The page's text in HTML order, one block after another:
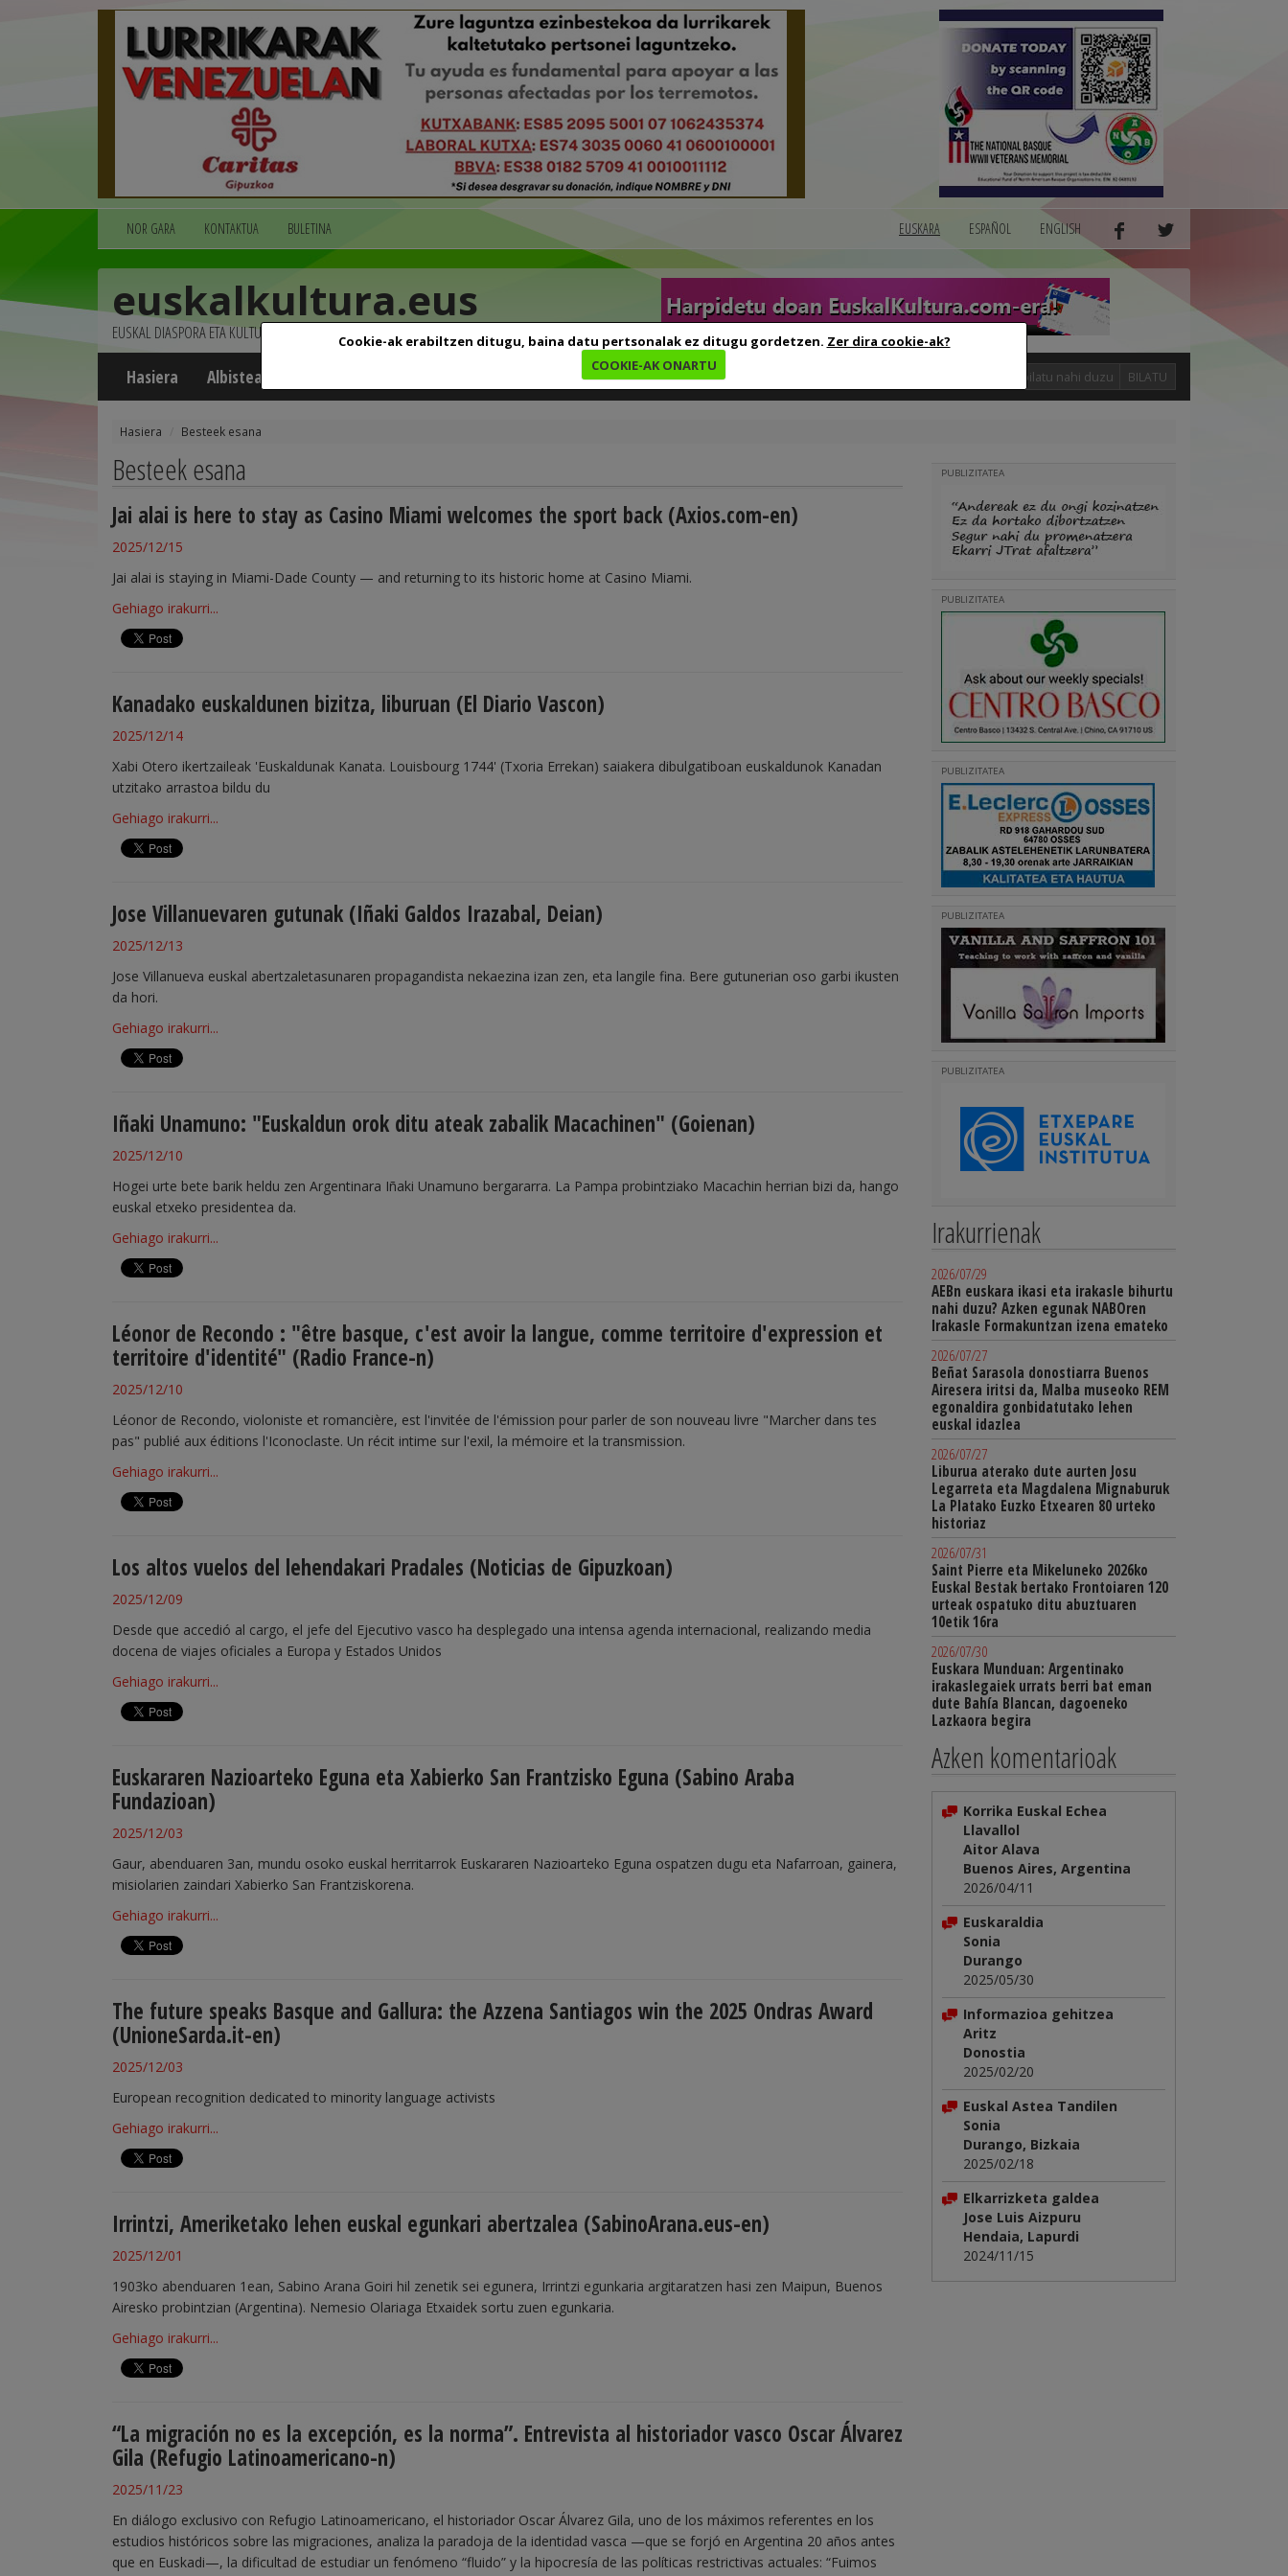
Cookie-ak erabiltzen ditugu, baina datu pertsonalak ez ditugu gordetzen. Zer dira cookie-ak?
COOKIE-AK ONARTU
NOR GARA KONTAKTUA BULETINA EUSKARA ESPAÑOL ENGLISH
euskalkultura.eus
EUSKAL DIASPORA ETA KULTURA
Hasiera Albisteak Euskara ikasten BILATU
Hasiera Besteek esana
Besteek esana
Jai alai is here to stay as Casino Miami welcomes the sport back (Axios.com-en)
2025/12/15
Jai alai is staying in Miami-Dade County — and returning to its historic home at Casino Miami.
Gehiago irakurri...
Kanadako euskaldunen bizitza, liburuan (El Diario Vascon)
2025/12/14
Xabi Otero ikertzaileak 'Euskaldunak Kanata. Louisbourg 1744' (Txoria Errekan) saiakera dibulgatiboan euskaldunok Kanadan
utzitako arrastoa bildu du
Gehiago irakurri...
Jose Villanuevaren gutunak (Iñaki Galdos Irazabal, Deian)
2025/12/13
Jose Villanueva euskal abertzaletasunaren propagandista nekaezina izan zen, eta langile fina. Bere gutunerian oso garbi ikusten
da hori.
Gehiago irakurri...
Iñaki Unamuno: "Euskaldun orok ditu ateak zabalik Macachinen" (Goienan)
2025/12/10
Hogei urte bete barik heldu zen Argentinara Iñaki Unamuno bergararra. La Pampa probintziako Macachin herrian bizi da, hango
euskal etxeko presidentea da.
Gehiago irakurri...
Léonor de Recondo : "être basque, c'est avoir la langue, comme territoire d'expression et
territoire d'identité" (Radio France-n)
2025/12/10
Léonor de Recondo, violoniste et romancière, est l'invitée de l'émission pour parler de son nouveau livre "Marcher dans tes
pas" publié aux éditions l'Iconoclaste. Un récit intime sur l'exil, la mémoire et la transmission.
Gehiago irakurri...
Los altos vuelos del lehendakari Pradales (Noticias de Gipuzkoan)
2025/12/09
Desde que accedió al cargo, el jefe del Ejecutivo vasco ha desplegado una intensa agenda internacional, realizando media
docena de viajes oficiales a Europa y Estados Unidos
Gehiago irakurri...
Euskararen Nazioarteko Eguna eta Xabierko San Frantzisko Eguna (Sabino Araba
Fundazioan)
2025/12/03
Gaur, abenduaren 3an, mundu osoko euskal herritarrok Euskararen Nazioarteko Eguna ospatzen dugu eta Nafarroan, gainera,
misiolarien zaindari Xabierko San Frantziskorena.
Gehiago irakurri...
The future speaks Basque and Gallura: the Azzena Santiagos win the 2025 Ondras Award
(UnioneSarda.it-en)
2025/12/03
European recognition dedicated to minority language activists
Gehiago irakurri...
Irrintzi, Ameriketako lehen euskal egunkari abertzalea (SabinoArana.eus-en)
2025/12/01
1903ko abenduaren 1ean, Sabino Arana Goiri hil zenetik sei egunera, Irrintzi egunkaria argitaratzen hasi zen Maipun, Buenos
Airesko probintzian (Argentina). Nemesio Olariaga Etxaidek sortu zuen egunkaria.
Gehiago irakurri...
“La migración no es la excepción, es la norma”. Entrevista al historiador vasco Oscar Álvarez
Gila (Refugio Latinoamericano-n)
2025/11/23
En diálogo exclusivo con Refugio Latinoamericano, el historiador Oscar Álvarez Gila, uno de los máximos referentes en los
estudios históricos sobre las migraciones, analiza la paradoja de la identidad vasca —que se forjó en Argentina 20 años antes
que en Euskadi—, la dificultad de estudiar un fenómeno “fluido” y la hipocresía de las políticas restrictivas actuales: “Fuimos
PUBLIZITATEA
PUBLIZITATEA
PUBLIZITATEA
PUBLIZITATEA
PUBLIZITATEA
Irakurrienak
2026/07/29
AEBn euskara ikasi eta irakasle bihurtu
nahi duzu? Azken egunak NABOren
Irakasle Formakuntzan izena emateko
2026/07/27
Beñat Sarasola donostiarra Buenos
Airesera iritsi da, Malba museoko REM
egonaldira gonbidatutako lehen
euskal idazlea
2026/07/27
Liburua aterako dute aurten Josu
Legarreta eta Magdalena Mignaburuk
La Platako Euzko Etxearen 80 urteko
historiaz
2026/07/31
Saint Pierre eta Mikeluneko 2026ko
Euskal Bestak bertako Frontoiaren 120
urteak ospatuko ditu abuztuaren
10etik 16ra
2026/07/30
Euskara Munduan: Argentinako
irakaslegaiek urrats berri bat eman
dute Bahía Blancan, dagoeneko
Lazkaora begira
Azken komentarioak
Korrika Euskal Echea
Llavallol
Aitor Alava
Buenos Aires, Argentina
2026/04/11
Euskaraldia
Sonia
Durango
2025/05/30
Informazioa gehitzea
Aritz
Donostia
2025/02/20
Euskal Astea Tandilen
Sonia
Durango, Bizkaia
2025/02/18
Elkarrizketa galdea
Jose Luis Aizpuru
Hendaia, Lapurdi
2024/11/15